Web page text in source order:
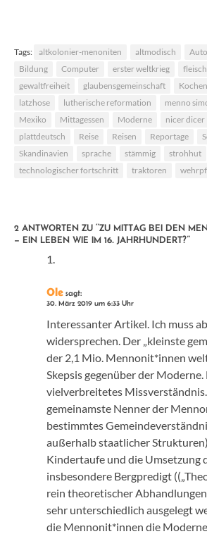
Tags: altkolonier-menoniten altmodisch
Bildung
Computer erster weltkrieg
gewaltfreiheit
glaubensgemeinschaft Kochen
latzhose
lutherische reformation menno
Mexiko
Mittagessen Moderne nicer dicer
plattdeutsch
Reise Reisen Reportage
Skandinavien
sprache stämmig strohhut
technologischer fortschritt
traktoren
2 ANTWORTEN ZU “ZU MITTAG BEI DEN
– EIN LEBEN WIE IM 16. JAHRHUNDERT?”
Ole sagt:
30. März 2019 um 6:33 Uhr
Interessanter Artikel. Ich muss
widersprechen. Der „kleinste
der 2,1 Mio. Mennonit*innen
Skepsis gegenüber der
vielverbreitetes
gemeinamste Nenner der
bestimmtes
außerhalb staatlicher
Kindertaufe und die Umsetzung
insbesondere Bergpredigt
rein theoretischer
sehr unterschiedlich ausgelegt
die Mennonit*innen die